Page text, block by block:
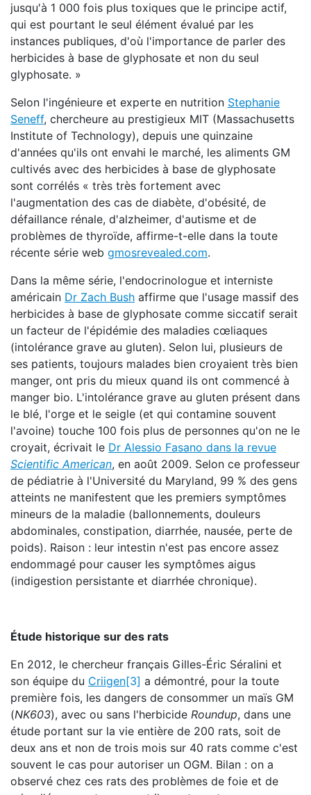
jusqu'à 1 000 fois plus toxiques que le principe actif,
qui est pourtant le seul élément évalué par les
instances publiques, d'où l'importance de parler des
herbicides à base de glyphosate et non du seul
glyphosate. »
Selon l'ingénieure et experte en nutrition Stephanie
Seneff, chercheure au prestigieux MIT (Massachusetts
Institute of Technology), depuis une quinzaine
d'années qu'ils ont envahi le marché, les aliments GM
cultivés avec des herbicides à base de glyphosate
sont corrélés « très très fortement avec
l'augmentation des cas de diabète, d'obésité, de
défaillance rénale, d'alzheimer, d'autisme et de
problèmes de thyroïde, affirme-t-elle dans la toute
récente série web gmosrevealed.com.
Dans la même série, l'endocrinologue et interniste
américain Dr Zach Bush affirme que l'usage massif des
herbicides à base de glyphosate comme siccatif serait
un facteur de l'épidémie des maladies cœliaques
(intolérance grave au gluten). Selon lui, plusieurs de
ses patients, toujours malades bien croyaient très bien
manger, ont pris du mieux quand ils ont commencé à
manger bio. L'intolérance grave au gluten présent dans
le blé, l'orge et le seigle (et qui contamine souvent
l'avoine) touche 100 fois plus de personnes qu'on ne le
croyait, écrivait le Dr Alessio Fasano dans la revue
Scientific American, en août 2009. Selon ce professeur
de pédiatrie à l'Université du Maryland, 99 % des gens
atteints ne manifestent que les premiers symptômes
mineurs de la maladie (ballonnements, douleurs
abdominales, constipation, diarrhée, nausée, perte de
poids). Raison : leur intestin n'est pas encore assez
endommagé pour causer les symptômes aigus
(indigestion persistante et diarrhée chronique).
Étude historique sur des rats
En 2012, le chercheur français Gilles-Éric Séralini et
son équipe du Criigen[3] a démontré, pour la toute
première fois, les dangers de consommer un maïs GM
(NK603), avec ou sans l'herbicide Roundup, dans une
étude portant sur la vie entière de 200 rats, soit de
deux ans et non de trois mois sur 40 rats comme c'est
souvent le cas pour autoriser un OGM. Bilan : on a
observé chez ces rats des problèmes de foie et de